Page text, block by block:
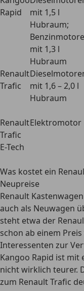
Rapid
mit 1,5 l
Hubraum;
mit 1,3 l
Hubraum
Renault
Trafic
mit 1,6 – 2,0 l
Hubraum
Renault
Trafic
E-Tech
Elektromotor
Was kostet ein
Neupreise
Renault
auch als Neuwagen
steht etwa der
schon ab einem Preis
Interessenten zur
Kangoo Rapid ist mit
nicht wirklich teurer.
zum Renault Trafic